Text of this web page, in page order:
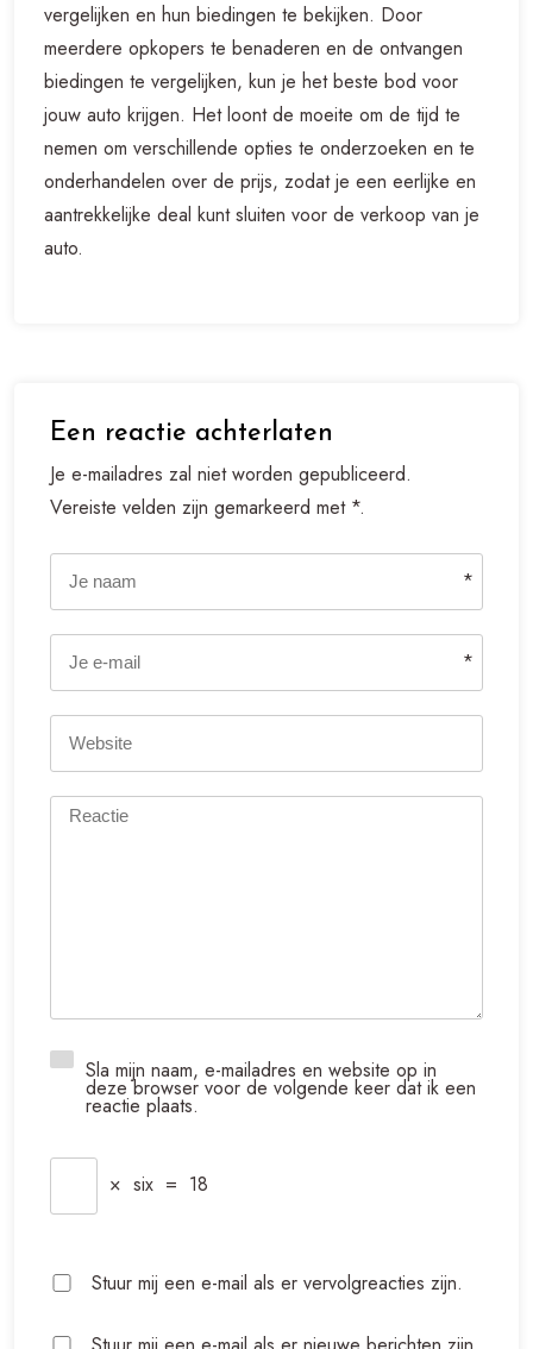
vergelijken en hun biedingen te bekijken. Door
meerdere opkopers te benaderen en de ontvangen
biedingen te vergelijken, kun je het beste bod voor
jouw auto krijgen. Het loont de moeite om de tijd te
nemen om verschillende opties te onderzoeken en te
onderhandelen over de prijs, zodat je een eerlijke en
aantrekkelijke deal kunt sluiten voor de verkoop van je
auto.
Een reactie achterlaten
Je e-mailadres zal niet worden gepubliceerd.
Vereiste velden zijn gemarkeerd met *.
*
*
Sla mijn naam, e-mailadres en website op in
deze browser voor de volgende keer dat ik een
reactie plaats.
× six = 18
Stuur mij een e-mail als er vervolgreacties zijn.